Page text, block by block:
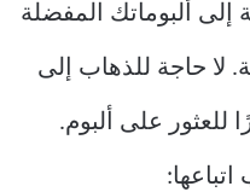
ألبوماتك المفضلة
لا حاجة للذهاب إلى
للعثور على ألبوم.